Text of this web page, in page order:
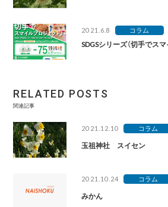
2021.6.8 コラム
SDGSシリーズ（切手でスマ
RELATED POSTS
関連記事
2021.12.10 コラム
玉祖神社 スイセン
2021.10.24 コラム
みかん